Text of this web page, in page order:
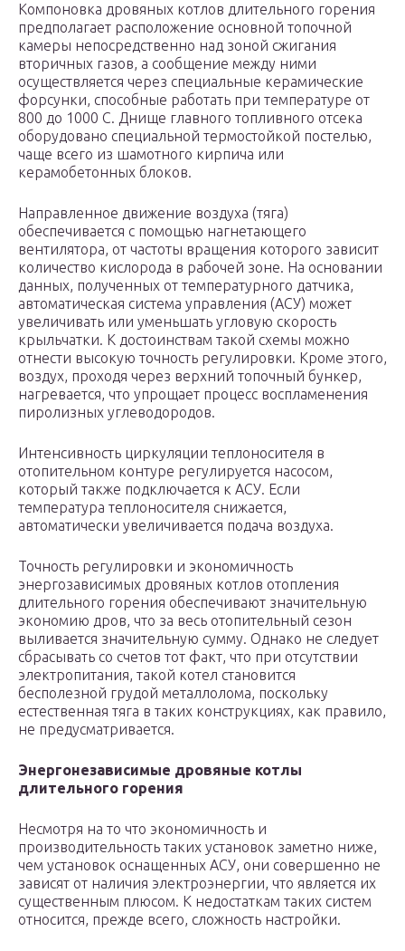
Компоновка дровяных котлов длительного горения
предполагает расположение основной топочной
камеры непосредственно над зоной сжигания
вторичных газов, а сообщение между ними
осуществляется через специальные керамические
форсунки, способные работать при температуре от
800 до 1000 С. Днище главного топливного отсека
оборудовано специальной термостойкой постелью,
чаще всего из шамотного кирпича или
керамобетонных блоков.
Направленное движение воздуха (тяга)
обеспечивается с помощью нагнетающего
вентилятора, от частоты вращения которого зависит
количество кислорода в рабочей зоне. На основании
данных, полученных от температурного датчика,
автоматическая система управления (АСУ) может
увеличивать или уменьшать угловую скорость
крыльчатки. К достоинствам такой схемы можно
отнести высокую точность регулировки. Кроме этого,
воздух, проходя через верхний топочный бункер,
нагревается, что упрощает процесс воспламенения
пиролизных углеводородов.
Интенсивность циркуляции теплоносителя в
отопительном контуре регулируется насосом,
который также подключается к АСУ. Если
температура теплоносителя снижается,
автоматически увеличивается подача воздуха.
Точность регулировки и экономичность
энергозависимых дровяных котлов отопления
длительного горения обеспечивают значительную
экономию дров, что за весь отопительный сезон
выливается значительную сумму. Однако не следует
сбрасывать со счетов тот факт, что при отсутствии
электропитания, такой котел становится
бесполезной грудой металлолома, поскольку
естественная тяга в таких конструкциях, как правило,
не предусматривается.
Энергонезависимые дровяные котлы
длительного горения
Несмотря на то что экономичность и
производительность таких установок заметно ниже,
чем установок оснащенных АСУ, они совершенно не
зависят от наличия электроэнергии, что является их
существенным плюсом. К недостаткам таких систем
относится, прежде всего, сложность настройки.